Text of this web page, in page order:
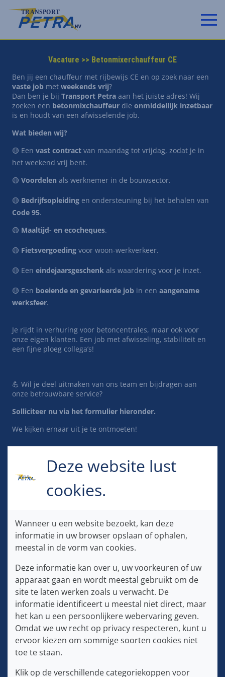
Vacature >> Betonmixerchauffeur CE
Ben jij een chauffeur met rijbewijs CE en op zoek naar een
vaste job met weekends vrij?
Dan ben je bij Transport Petra aan het juiste adres! Wij
zoeken een betonmixchauffeur die onmiddellijk inzetbaar
is en houdt van een afwisselende job.
Wat bieden wij?
🟡 Een vast contract van maandag tot vrijdag, zodat je in
het weekend vrij bent.
🟡 Voordelen als werknemer in de bouwsector.
🟡 Bedrijfsopleiding en ondersteuning bij het behalen van
Code 95.
🟡 ​​​​​​​ Maaltijd- en ecocheques.
🟡 ​​​​​​​ Fietsvergoeding voor woon-werkverkeer.
🟡 ​​​​​​​Een eindejaarsgeschenk als waardering voor je inzet.
🟡 ​​​​​​​Een boeiende en gevarieerde job in een aangename
werksfeer.
​​​​​​​Je rijdt in verhuring voor betoncentrales, maar ook voor
onze eigen klanten. Een job met afwisseling, stabiliteit en
een fijne ploeg collega’s!
💪 Wil je deel uitmaken van ons team en bijdragen aan
onze betrouwbare service?
Solliciteer nu via het formulier hieronder.
We kijken ernaar uit je te ontmoeten!
E-mailadres:
SOLLICITEER NU
Deze website lust
cookies.
Wanneer u een website bezoekt, kan deze
informatie in uw browser opslaan of ophalen,
meestal in de vorm van cookies.
Deze informatie kan over u, uw voorkeuren of uw
apparaat gaan en wordt meestal gebruikt om de
site te laten werken zoals u verwacht. De
informatie identificeert u meestal niet direct, maar
het kan u een persoonlijkere webervaring geven.
Omdat we uw recht op privacy respecteren, kunt u
ervoor kiezen om sommige soorten cookies niet
toe te staan.
Klik op de verschillende categoriekoppen voor